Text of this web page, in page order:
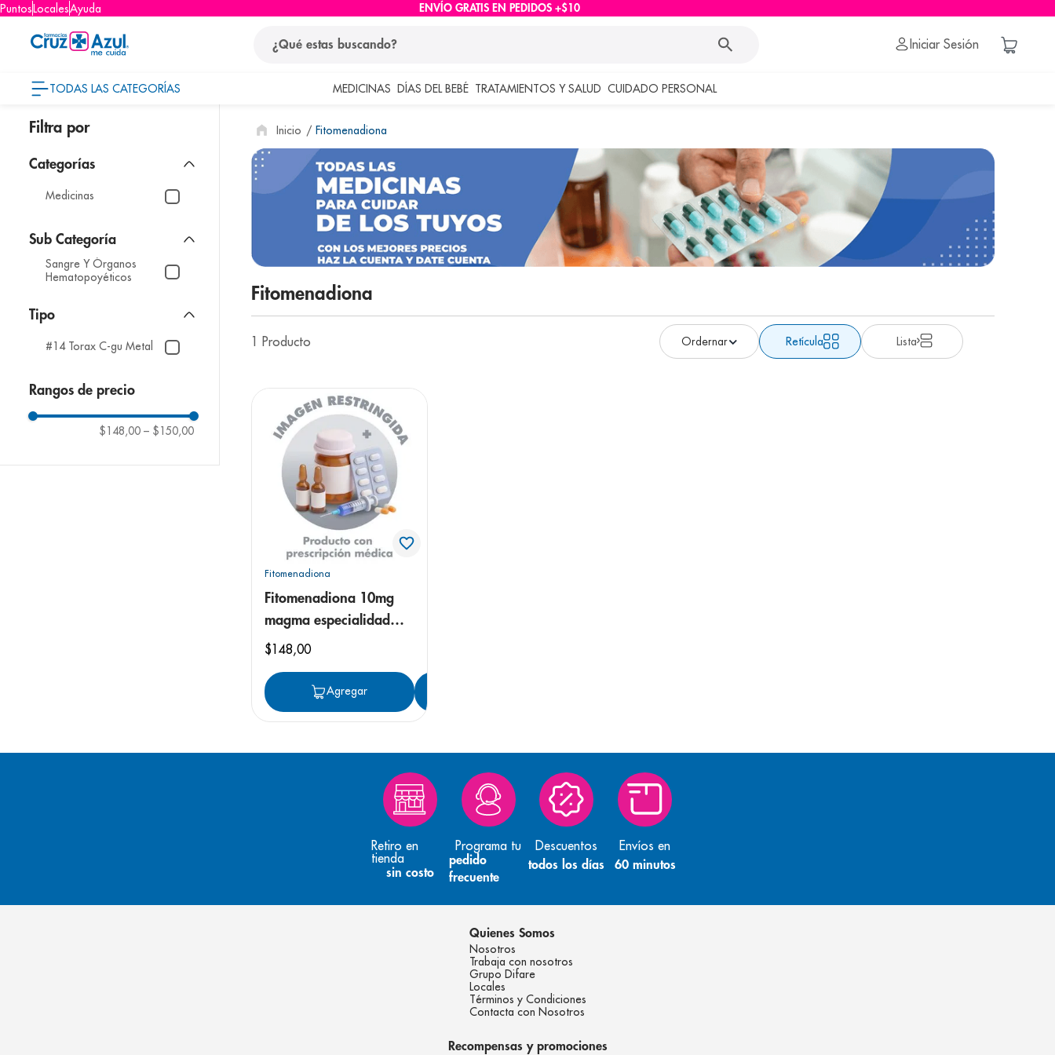
PuntosLocalesAyuda ENVÍO GRATIS EN PEDIDOS +$10
Iniciar Sesión
TODAS LAS CATEGORÍAS MEDICINAS DÍAS DEL BEBÉ TRATAMIENTOS Y SALUD CUIDADO PERSONAL
Medicinas
Sangre Y Órganos
Hematopoyéticos
Tipo
#14 Torax C-gu Metal
Rangos de precio
$148,00 – $150,00
Fitomenadiona
Fitomenadiona
1 Producto Retícula Lista
Fitomenadiona
Fitomenadiona 10mg
magma especialidad
solución inyectable
$148,00
Agregar
Retiro en
tienda
sin costo
Programa tu
pedido
frecuente
Descuentos
todos los días
Envíos en
60 minutos
Quienes Somos
Nosotros
Trabaja con nosotros
Grupo Difare
Locales
Términos y Condiciones
Contacta con Nosotros
Recompensas y promociones
términos más buscados
1. protector solar
pañales
3 eucerin
cerave
nivea
7. bioderma